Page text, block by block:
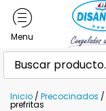
Inicio / Precocinados /
prefritas